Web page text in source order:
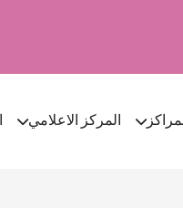
المركز الاعلامي